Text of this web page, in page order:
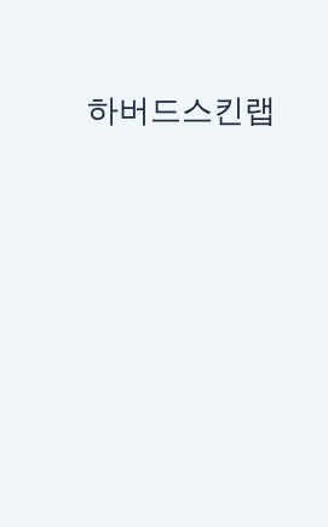
하버드스킨랩